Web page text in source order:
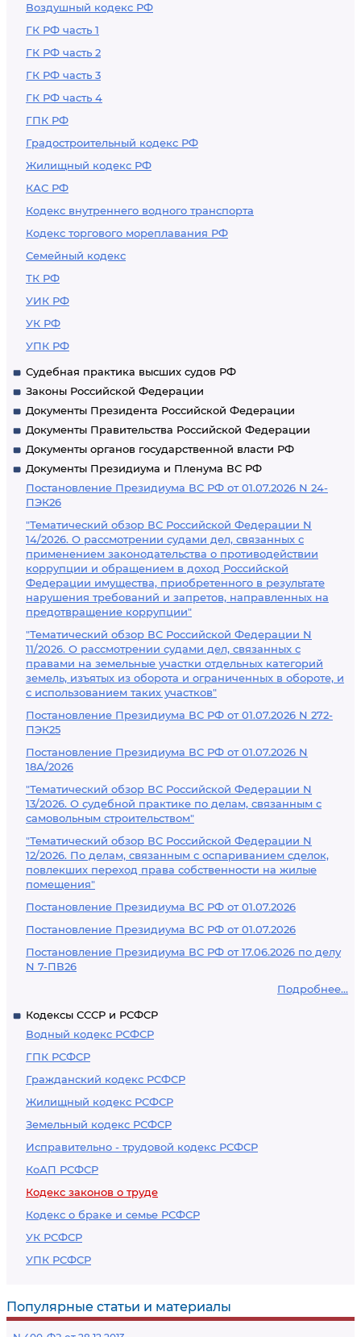
Воздушный кодекс РФ
ГК РФ часть 1
ГК РФ часть 2
ГК РФ часть 3
ГК РФ часть 4
ГПК РФ
Градостроительный кодекс РФ
Жилищный кодекс РФ
КАС РФ
Кодекс внутреннего водного транспорта
Кодекс торгового мореплавания РФ
Семейный кодекс
ТК РФ
УИК РФ
УК РФ
УПК РФ
Судебная практика высших судов РФ
Законы Российской Федерации
Документы Президента Российской Федерации
Документы Правительства Российской Федерации
Документы органов государственной власти РФ
Документы Президиума и Пленума ВС РФ
Постановление Президиума ВС РФ от 01.07.2026 N 24-
ПЭК26
"Тематический обзор ВС Российской Федерации N
14/2026. О рассмотрении судами дел, связанных с
применением законодательства о противодействии
коррупции и обращением в доход Российской
Федерации имущества, приобретенного в результате
нарушения требований и запретов, направленных на
предотвращение коррупции"
"Тематический обзор ВС Российской Федерации N
11/2026. О рассмотрении судами дел, связанных с
правами на земельные участки отдельных категорий
земель, изъятых из оборота и ограниченных в обороте, и
с использованием таких участков"
Постановление Президиума ВС РФ от 01.07.2026 N 272-
ПЭК25
Постановление Президиума ВС РФ от 01.07.2026 N
18А/2026
"Тематический обзор ВС Российской Федерации N
13/2026. О судебной практике по делам, связанным с
самовольным строительством"
"Тематический обзор ВС Российской Федерации N
12/2026. По делам, связанным с оспариванием сделок,
повлекших переход права собственности на жилые
помещения"
Постановление Президиума ВС РФ от 01.07.2026
Постановление Президиума ВС РФ от 01.07.2026
Постановление Президиума ВС РФ от 17.06.2026 по делу
N 7-ПВ26
Подробнее...
Кодексы СССР и РСФСР
Водный кодекс РСФСР
ГПК РСФСР
Гражданский кодекс РСФСР
Жилищный кодекс РСФСР
Земельный кодекс РСФСР
Исправительно - трудовой кодекс РСФСР
КоАП РСФСР
Кодекс законов о труде
Кодекс о браке и семье РСФСР
УК РСФСР
УПК РСФСР
Популярные статьи и материалы